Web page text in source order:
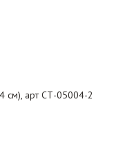
см), арт СТ-05004-2